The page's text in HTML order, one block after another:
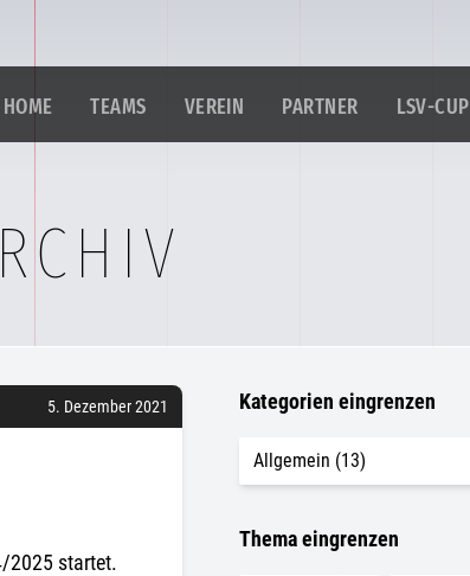
HOME TEAMS VEREIN PARTNER LSV-CUP
5. Dezember 2021
2025 startet.
Kategorien eingrenzen
Thema eingrenzen